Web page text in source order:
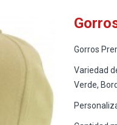
Gorros
Variedad
Verde,